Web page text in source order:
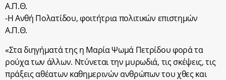
Α.Π.Θ.
-Η Ανθή Πολατίδου, φοιτήτρια πολιτικών επιστημών
Α.Π.Θ.
«Στα διηγήματά της η Μαρία Ψωμά Πετρίδου φορά τα
ρούχα των άλλων. Ντύνεται την μυρωδιά, τις σκέψεις, τις
πράξεις αθέατων καθημερινών ανθρώπων του χθες και